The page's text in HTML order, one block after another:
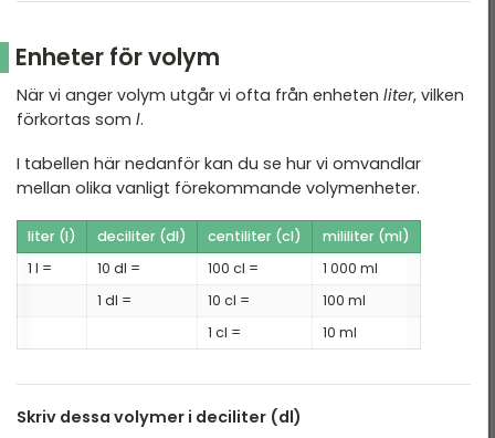
Enheter för volym
När vi anger volym utgår vi ofta från enheten liter, vilken
förkortas som l.
I tabellen här nedanför kan du se hur vi omvandlar
mellan olika vanligt förekommande volymenheter.
liter (l) deciliter (dl) centiliter (cl)
mililiter (ml)
1 l =
10 dl = 100 cl =
1 000 ml
1 dl =
10 cl =
100 ml
1 cl =
10 ml
Skriv dessa volymer i deciliter (dl)